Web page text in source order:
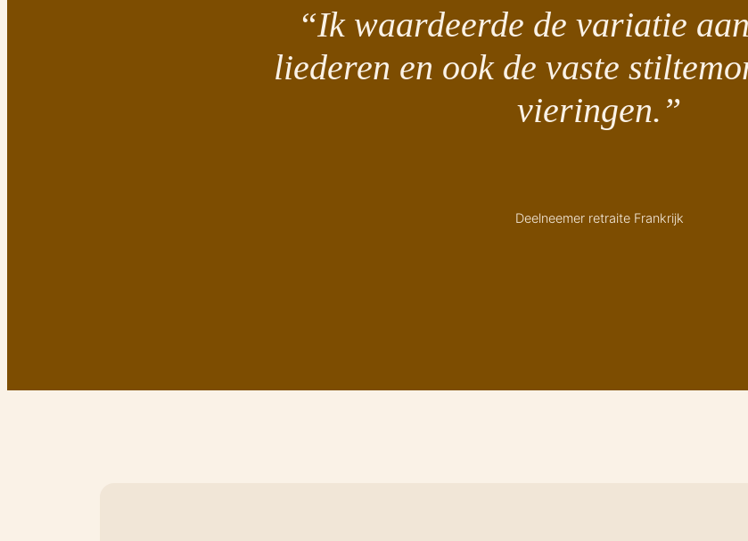
“Ik waardeerde de variatie
liederen en ook de vaste
vieringen.”
Deelneemer retraite Frankrijk